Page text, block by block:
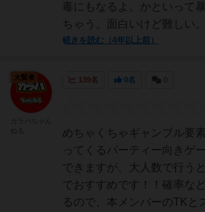
毒にもなるよ。かといって
ちゃう。面白いけど難しい。
続きを読む（4年以上前）
139名 0名
めちゃくちゃギャンブル要
ってくるパーティー向きゲ
できますが、大人数で行う
でおすすめです！！確率な
るので、本メンバーのTKと
大賢者